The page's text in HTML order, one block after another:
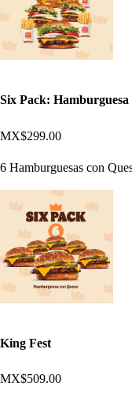
Six Pack: Hamburguesa
MX$299.00
6 Hamburguesas con
King Fest
MX$509.00